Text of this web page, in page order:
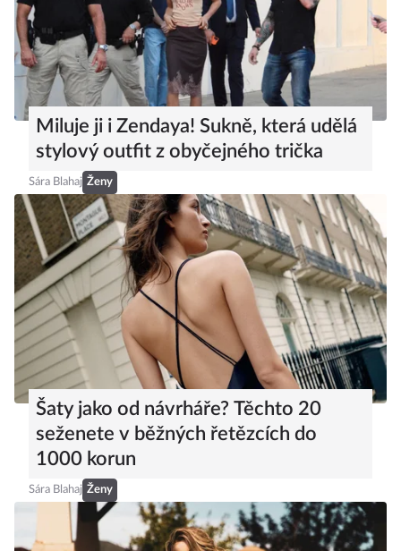
Miluje ji i Zendaya! Sukně, která udělá
stylový outfit z obyčejného trička
Sára Blahaj Ženy
Šaty jako od návrháře? Těchto 20
seženete v běžných řetězcích do
1000 korun
Sára Blahaj Ženy